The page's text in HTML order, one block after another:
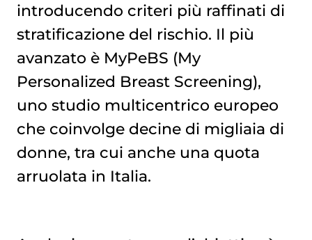
introducendo criteri più raffinati di
stratificazione del rischio. Il più
avanzato è MyPeBS (My
Personalized Breast Screening),
uno studio multicentrico europeo
che coinvolge decine di migliaia di
donne, tra cui anche una quota
arruolata in Italia.